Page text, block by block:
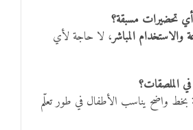
والاستخدام المباشر، لا حاجة لأي
بخط واضح يناسب الأطفال في طور تعلّم